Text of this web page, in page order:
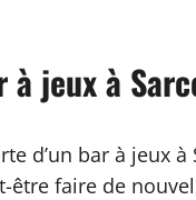
jeux à
d’un bar à jeux
être faire de